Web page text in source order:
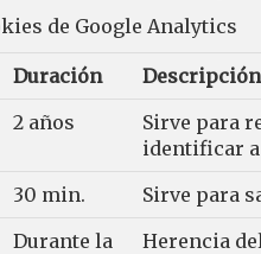
de Google Analytics
Duración
Descripción
2 años
Sirve para
identificar
30 min.
Sirve para
Durante la
Herencia